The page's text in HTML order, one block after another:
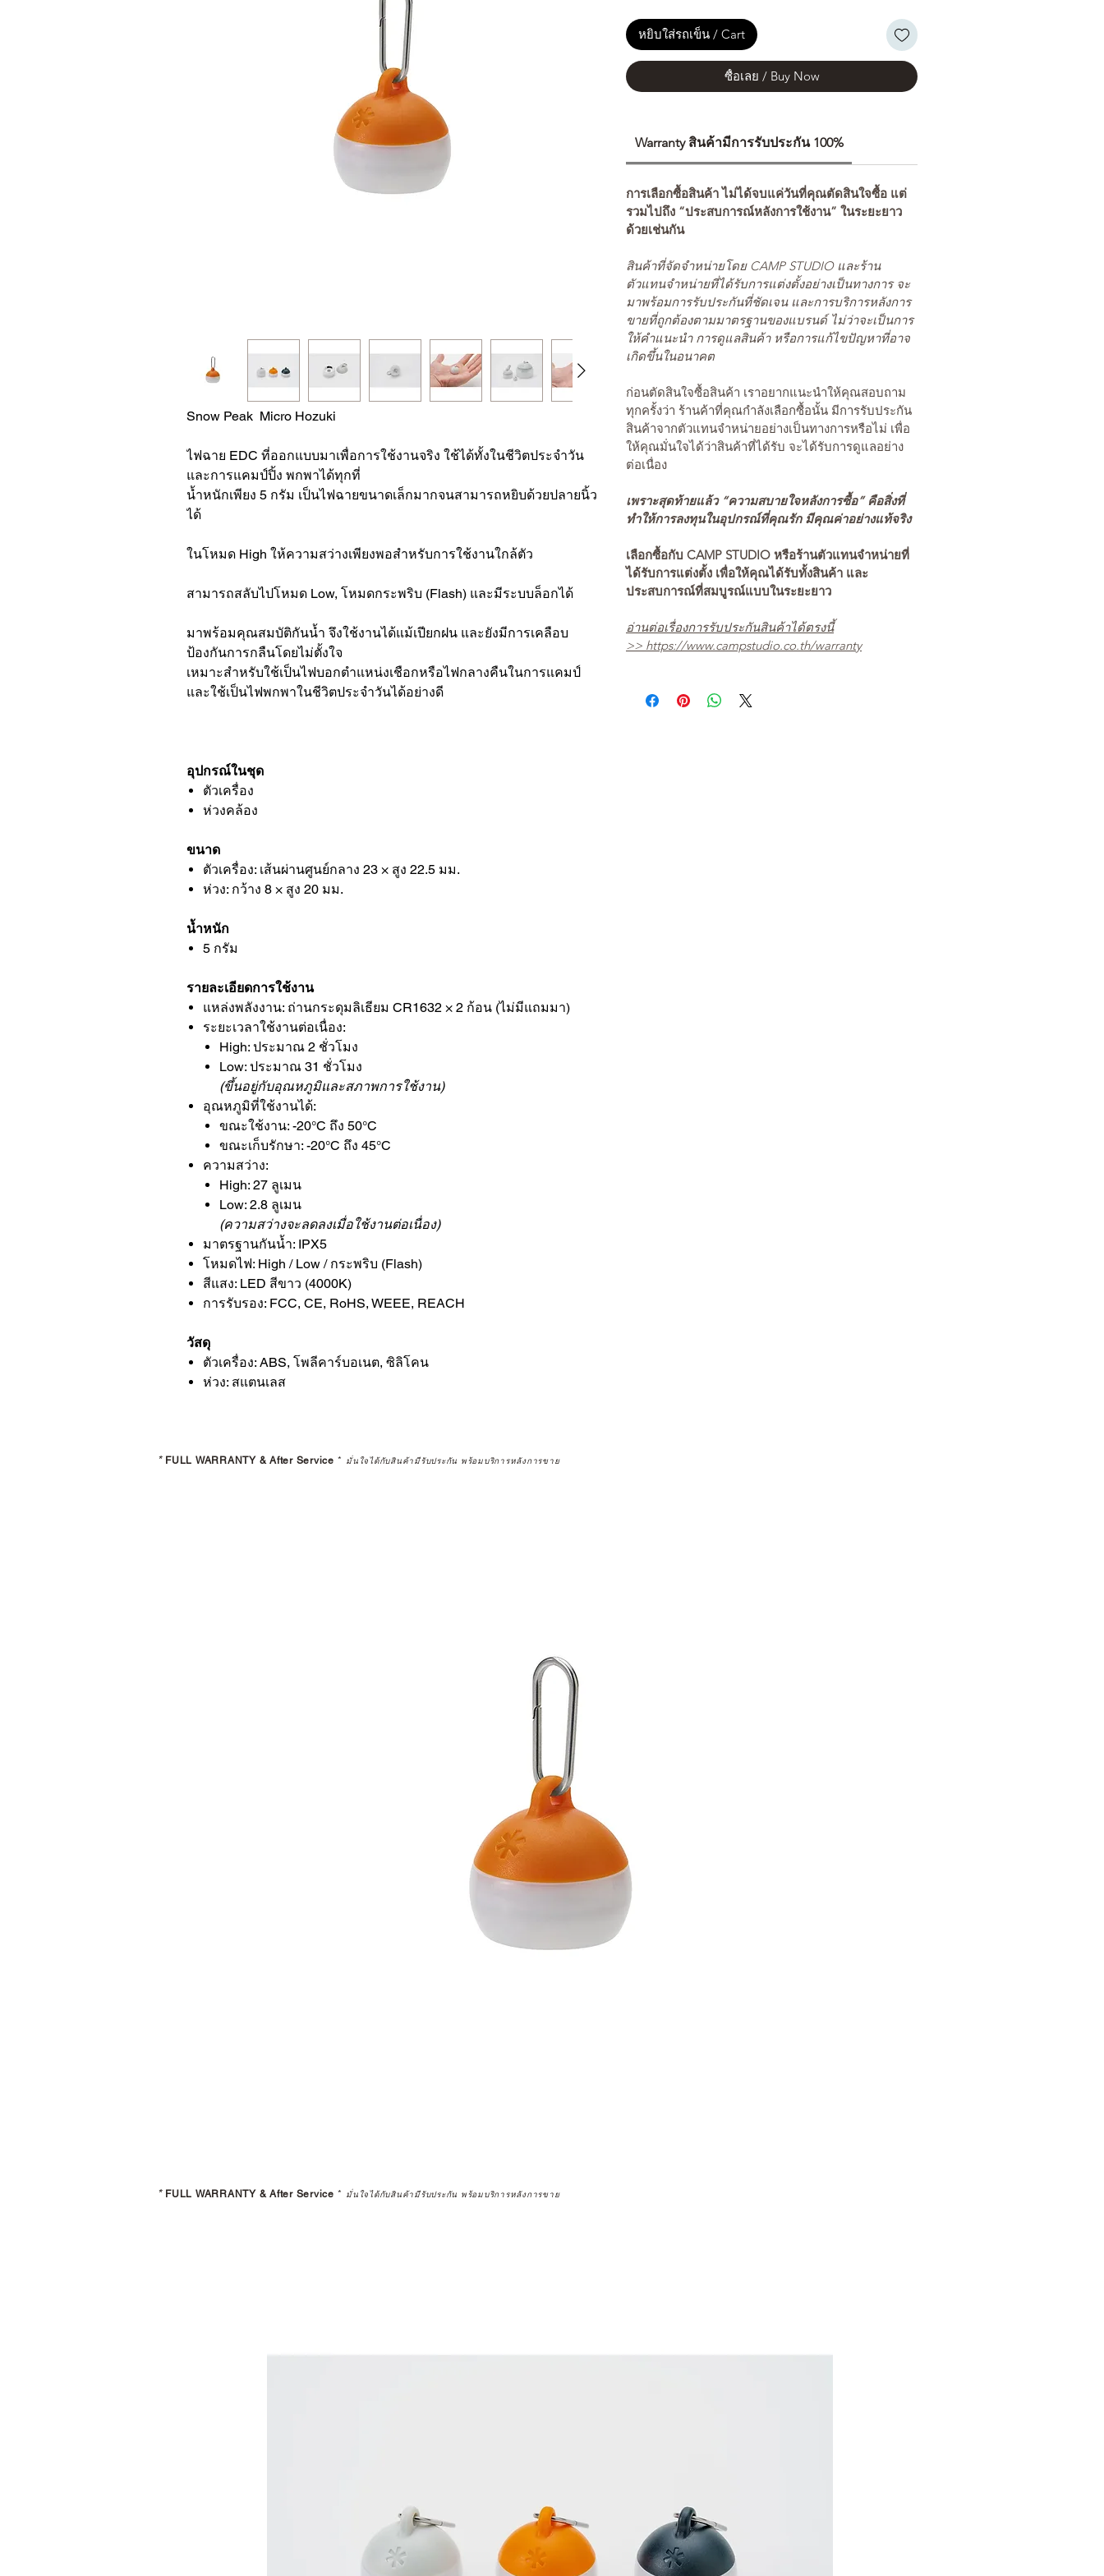
Snow Peak Micro Hozuki
ไฟฉาย EDC ที่ออกแบบมาเพื่อการใช้งานจริง ใช้ได้ทั้งในชีวิตประจำวัน
และการแคมป์ปิ้ง พกพาได้ทุกที่
น้ำหนักเพียง 5 กรัม เป็นไฟฉายขนาดเล็กมากจนสามารถหยิบด้วยปลายนิ้ว
ได้
ในโหมด High ให้ความสว่างเพียงพอสำหรับการใช้งานใกล้ตัว
สามารถสลับไปโหมด Low, โหมดกระพริบ (Flash) และมีระบบล็อกได้
มาพร้อมคุณสมบัติกันน้ำ จึงใช้งานได้แม้เปียกฝน และยังมีการเคลือบ
ป้องกันการกลืนโดยไม่ตั้งใจ
เหมาะสำหรับใช้เป็นไฟบอกตำแหน่งเชือกหรือไฟกลางคืนในการแคมป์
และใช้เป็นไฟพกพาในชีวิตประจำวันได้อย่างดี
อุปกรณ์ในชุด
ตัวเครื่อง
ห่วงคล้อง
ขนาด
ตัวเครื่อง: เส้นผ่านศูนย์กลาง 23 × สูง 22.5 มม.
ห่วง: กว้าง 8 × สูง 20 มม.
น้ำหนัก
5 กรัม
รายละเอียดการใช้งาน
แหล่งพลังงาน: ถ่านกระดุมลิเธียม CR1632 × 2 ก้อน (ไม่มีแถมมา)
ระยะเวลาใช้งานต่อเนื่อง:
High: ประมาณ 2 ชั่วโมง
Low: ประมาณ 31 ชั่วโมง
(ขึ้นอยู่กับอุณหภูมิและสภาพการใช้งาน)
อุณหภูมิที่ใช้งานได้:
ขณะใช้งาน: -20°C ถึง 50°C
ขณะเก็บรักษา: -20°C ถึง 45°C
ความสว่าง:
High: 27 ลูเมน
Low: 2.8 ลูเมน
(ความสว่างจะลดลงเมื่อใช้งานต่อเนื่อง)
มาตรฐานกันน้ำ: IPX5
โหมดไฟ: High / Low / กระพริบ (Flash)
สีแสง: LED สีขาว (4000K)
การรับรอง: FCC, CE, RoHS, WEEE, REACH
วัสดุ
ตัวเครื่อง: ABS, โพลีคาร์บอเนต, ซิลิโคน
ห่วง: สแตนเลส
หยิบใส่รถเข็น / Cart
ซื้อเลย / Buy Now
Warranty สินค้ามีการรับประกัน 100%
การเลือกซื้อสินค้า ไม่ได้จบแค่วันที่คุณตัดสินใจซื้อ แต่
รวมไปถึง “ประสบการณ์หลังการใช้งาน” ในระยะยาว
ด้วยเช่นกัน
สินค้าที่จัดจำหน่ายโดย CAMP STUDIO และร้าน
ตัวแทนจำหน่ายที่ได้รับการแต่งตั้งอย่างเป็นทางการ จะ
มาพร้อมการรับประกันที่ชัดเจน และการบริการหลังการ
ขายที่ถูกต้องตามมาตรฐานของแบรนด์ ไม่ว่าจะเป็นการ
ให้คำแนะนำ การดูแลสินค้า หรือการแก้ไขปัญหาที่อาจ
เกิดขึ้นในอนาคต
ก่อนตัดสินใจซื้อสินค้า เราอยากแนะนำให้คุณสอบถาม
ทุกครั้งว่า ร้านค้าที่คุณกำลังเลือกซื้อนั้น มีการรับประกัน
สินค้าจากตัวแทนจำหน่ายอย่างเป็นทางการหรือไม่ เพื่อ
ให้คุณมั่นใจได้ว่าสินค้าที่ได้รับ จะได้รับการดูแลอย่าง
ต่อเนื่อง
เพราะสุดท้ายแล้ว “ความสบายใจหลังการซื้อ” คือสิ่งที่
ทำให้การลงทุนในอุปกรณ์ที่คุณรัก มีคุณค่าอย่างแท้จริง
เลือกซื้อกับ CAMP STUDIO หรือร้านตัวแทนจำหน่ายที่
ได้รับการแต่งตั้ง เพื่อให้คุณได้รับทั้งสินค้า และ
ประสบการณ์ที่สมบูรณ์แบบในระยะยาว
อ่านต่อเรื่องการรับประกันสินค้าได้ตรงนี้
>> https://www.campstudio.co.th/warranty
* FULL WARRANTY & After Service * มั่นใจได้กับสินค้ามีรับประกัน พร้อมบริการหลังการขาย
* FULL WARRANTY & After Service * มั่นใจได้กับสินค้ามีรับประกัน พร้อมบริการหลังการขาย